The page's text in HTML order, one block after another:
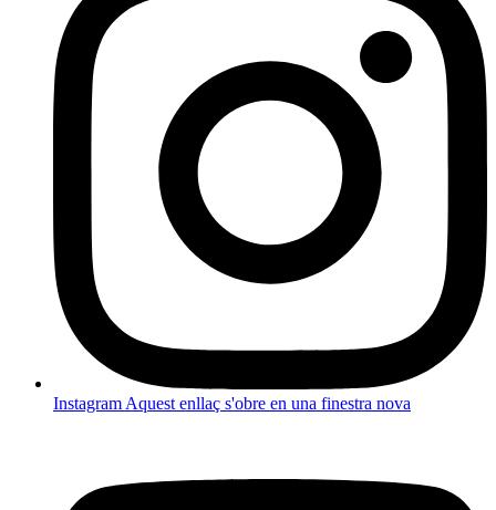
Instagram Aquest enllaç s'obre en una finestra nova